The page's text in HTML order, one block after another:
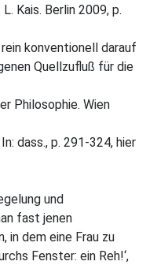
Kais. Berlin 2009, p.
konventionell darauf
Quellzufluß für die
Philosophie. Wien
dass., p. 291-324, hier
und
fast jenen
in dem eine Frau zu
Fenster: ein Reh!‘,